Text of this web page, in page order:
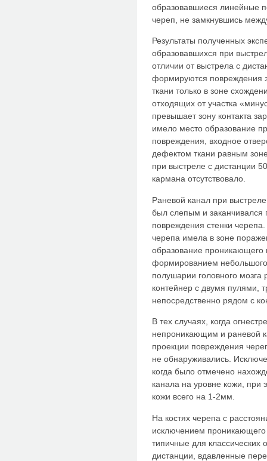
образовавшиеся линейные
череп, не замкнувшись
Результаты полученных
образовавшихся при
отличии от выстрела с
формируются повреждения
ткани только в зоне
отходящих от участка
превышает зону контакта
имело место образование
повреждения, входное
дефектом ткани равным
при выстреле с дистанции
кармана отсутствовало.
Раневой канал при
был слепым и заканчивался
повреждения стенки
черепа имела в зоне
образование проникающего
формированием
полушарии головного мозга
контейнер с двумя пулями,
непосредственно рядом с
В тех случаях, когда
непроникающим и раневой
проекции повреждения
не обнаруживались.
когда было отмечено
канала на уровне кожи, при
кожи всего на 1-2мм.
На костях черепа с
исключением
типичные для классических
дистанции, вдавленные